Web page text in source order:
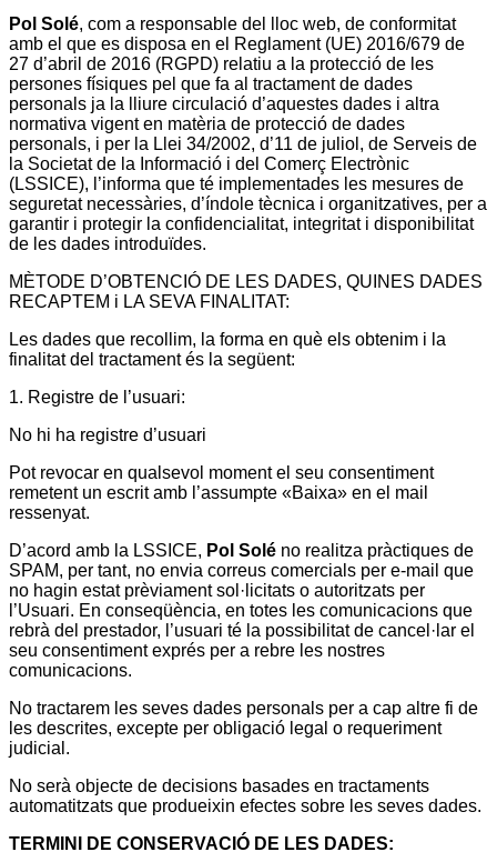
Pol Solé, com a responsable del lloc web, de conformitat
amb el que es disposa en el Reglament (UE) 2016/679 de
27 d’abril de 2016 (RGPD) relatiu a la protecció de les
persones físiques pel que fa al tractament de dades
personals ja la lliure circulació d’aquestes dades i altra
normativa vigent en matèria de protecció de dades
personals, i per la Llei 34/2002, d’11 de juliol, de Serveis de
la Societat de la Informació i del Comerç Electrònic
(LSSICE), l’informa que té implementades les mesures de
seguretat necessàries, d’índole tècnica i organitzatives, per a
garantir i protegir la confidencialitat, integritat i disponibilitat
de les dades introduïdes.
MÈTODE D’OBTENCIÓ DE LES DADES, QUINES DADES
RECAPTEM i LA SEVA FINALITAT:
Les dades que recollim, la forma en què els obtenim i la
finalitat del tractament és la següent:
1. Registre de l’usuari:
No hi ha registre d’usuari
Pot revocar en qualsevol moment el seu consentiment
remetent un escrit amb l’assumpte «Baixa» en el mail
ressenyat.
D’acord amb la LSSICE, Pol Solé no realitza pràctiques de
SPAM, per tant, no envia correus comercials per e-mail que
no hagin estat prèviament sol·licitats o autoritzats per
l’Usuari. En conseqüència, en totes les comunicacions que
rebrà del prestador, l’usuari té la possibilitat de cancel·lar el
seu consentiment exprés per a rebre les nostres
comunicacions.
No tractarem les seves dades personals per a cap altre fi de
les descrites, excepte per obligació legal o requeriment
judicial.
No serà objecte de decisions basades en tractaments
automatitzats que produeixin efectes sobre les seves dades.
TERMINI DE CONSERVACIÓ DE LES DADES: